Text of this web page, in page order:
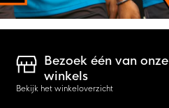
Bezoek één van onze
winkels
Bekijk het winkeloverzicht